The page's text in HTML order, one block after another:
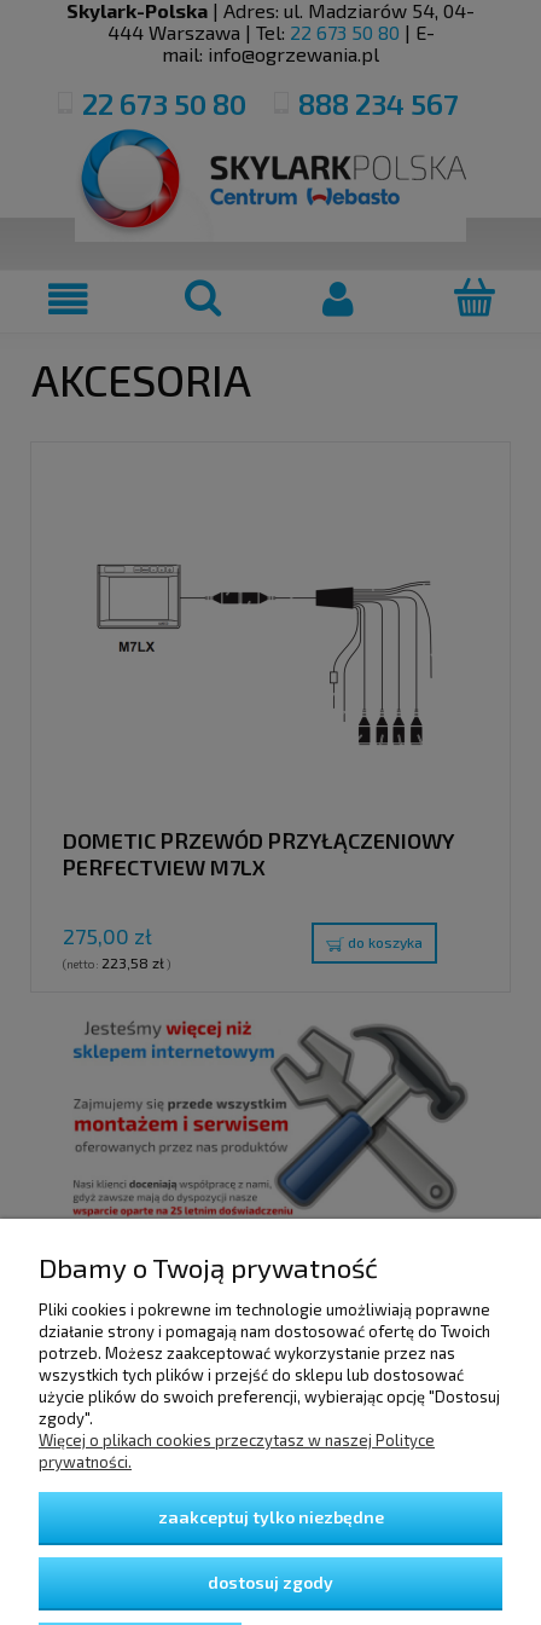
Skylark-Polska | Adres: ul. Madziarów 54, 04-
444 Warszawa | Tel: 22 673 50 80 | E-
mail: info@ogrzewania.pl
22 673 50 80 888 234 567
AKCESORIA
DOMETIC PRZEWÓD PRZYŁĄCZENIOWY
PERFECTVIEW M7LX
275,00 zł
(netto: 223,58 zł)
do koszyka
POMOC
DOSTAWA I PŁATNOŚCI
GWARANCJA I ZWROTY
Dbamy o Twoją prywatność
Pliki cookies i pokrewne im technologie umożliwiają poprawne
działanie strony i pomagają nam dostosować ofertę do Twoich
potrzeb. Możesz zaakceptować wykorzystanie przez nas
wszystkich tych plików i przejść do sklepu lub dostosować
użycie plików do swoich preferencji, wybierając opcję "Dostosuj
zgody".
Więcej o plikach cookies przeczytasz w naszej Polityce
prywatności.
zaakceptuj tylko niezbędne
dostosuj zgody